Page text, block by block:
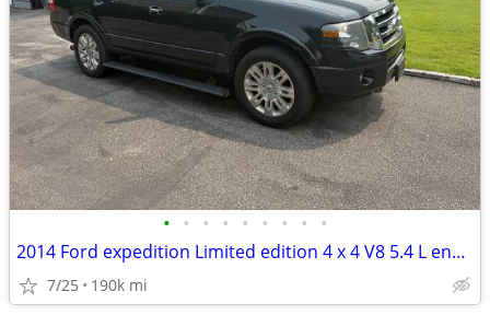
• • • • • • • • •
2014 Ford expedition Limited edition 4 x 4 V8 5.4 L engine
7/25 190k mi